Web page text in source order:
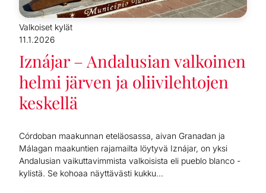
Valkoiset kylät
11.1.2026
Iznájar – Andalusian valkoinen
helmi järven ja oliivilehtojen
keskellä
Córdoban maakunnan eteläosassa, aivan Granadan ja
Málagan maakuntien rajamailta löytyvä Iznájar, on yksi
Andalusian vaikuttavimmista valkoisista eli pueblo blanco -
kylistä. Se kohoaa näyttävästi kukku...